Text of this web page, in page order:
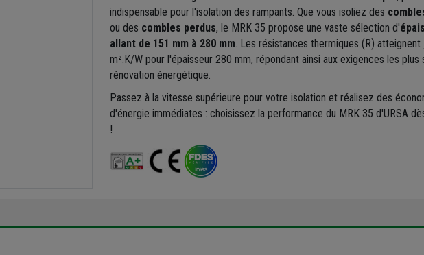
indispensable pour l'isolation des rampants. Que vous isoliez des
ou des combles perdus, le MRK 35 propose une vaste sélection d'
allant de 151 mm à 280 mm . Les résistances thermiques (R) atteignent
m².K/W pour l'épaisseur 280 mm, répondant ainsi aux exigences les
rénovation énergétique.
Passez à la vitesse supérieure pour votre isolation et réalisez des
d'énergie immédiates : choisissez la performance du MRK 35 d'URSA
!